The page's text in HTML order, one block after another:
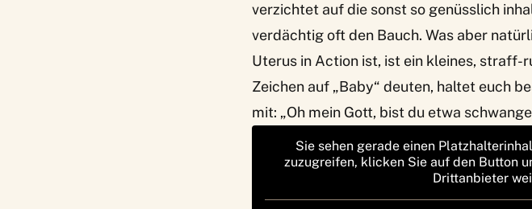
verzichtet auf die sonst so genüsslich
verdächtig oft den Bauch. Was aber
Uterus in Action ist, ist ein kleines, straff-
Zeichen auf „Baby“ deuten, haltet euch
mit: „Oh mein Gott, bist du etwa
Sie sehen gerade einen
zuzugreifen, klicken Sie auf den Button
Drittanbieter